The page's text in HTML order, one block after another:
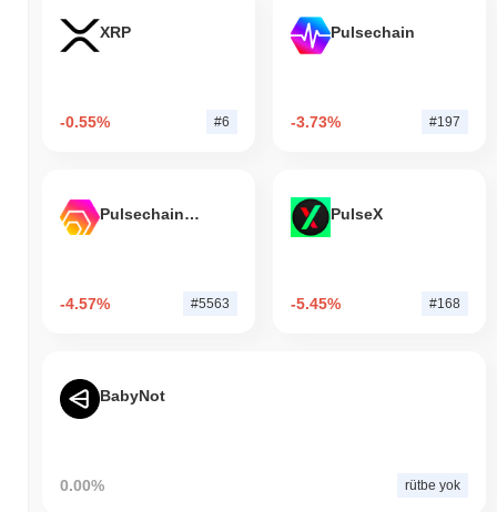
XRP
-0.55% #6
Pulsechain
-3.73% #197
Pulsechain Bridged HEX (Pulsechain)
-4.57% #5563
PulseX
-5.45% #168
BabyNot
0.00% rütbe yok